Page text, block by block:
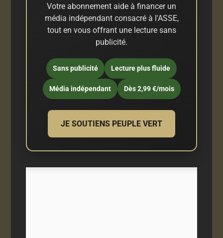
Votre abonnement aide à financer un
média indépendant consacré à l'ASSE,
tout en vous offrant une lecture sans
publicité.
Sans publicité Lecture plus fluide
Média indépendant Dès 2,99 €/mois
JE SOUTIENS PEUPLE VERT